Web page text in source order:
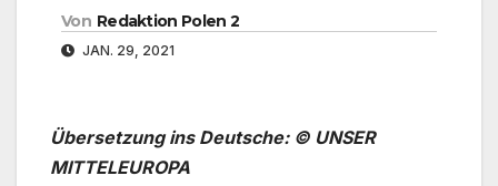
Von Redaktion Polen 2
JAN. 29, 2021
Übersetzung ins Deutsche: © UNSER
MITTELEUROPA